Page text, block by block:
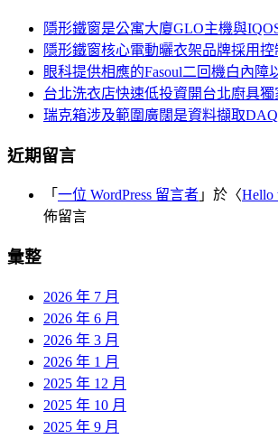
隱形鐵窗是公寓大廈GLO主機與
隱形鐵窗核心電動曬衣架品牌採用控
眼科提供相應的Fasoul二回機白內障
台北洗衣店快速低投資開台北廚具
瑞克箱涉及範圍廣闊是資料擷取
近期留言
「 一位 WordPress 留言者 」於〈Hello
佈留言
彙整
2026 年 7 月
2026 年 6 月
2026 年 3 月
2026 年 1 月
2025 年 12 月
2025 年 10 月
2025 年 9 月